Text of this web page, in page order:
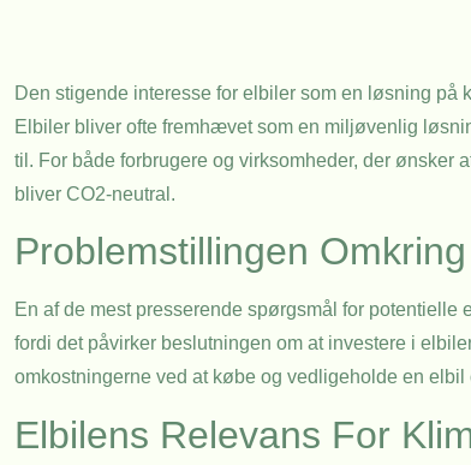
Den stigende interesse for elbiler som en løsning
Elbiler bliver ofte fremhævet som en miljøvenlig
til. For både forbrugere og virksomheder, der ønsker
bliver CO2-neutral.
Problemstillingen
En af de mest presserende spørgsmål for
fordi det påvirker beslutningen om at investere i
omkostningerne ved at købe og vedligeholde en
Elbilens Relevans For